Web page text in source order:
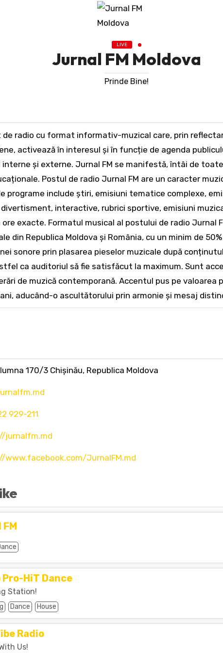
LIVE
Jurnal FM Moldova
Prinde Bine!
activează în interesul și în funcție de agenda
și externe. Jurnal FM se manifestă, întâi de
Postul de radio Jurnal FM are un caracter
programe include știri, emisiuni tematice complexe,
interactive, rubrici sportive, emisiuni
exacte. Formatul musical al postului de radio Jurnal
din Republica Moldova și România, cu un minim de
sonore prin plasarea pieselor muzicale după
ca auditoriul să fie satisfăcut la maximum. Sunt
de muzică contemporană. Accentul pus pe valoarea
aducând-o ascultătorului prin armonie și mesaj
170/3 Chișinău, Republica Moldova
929-211
jurnalfm.md
www.facebook.com/JurnalFM.md
Pro-HiT Dance
Station!
Dance House
Radio
Us!